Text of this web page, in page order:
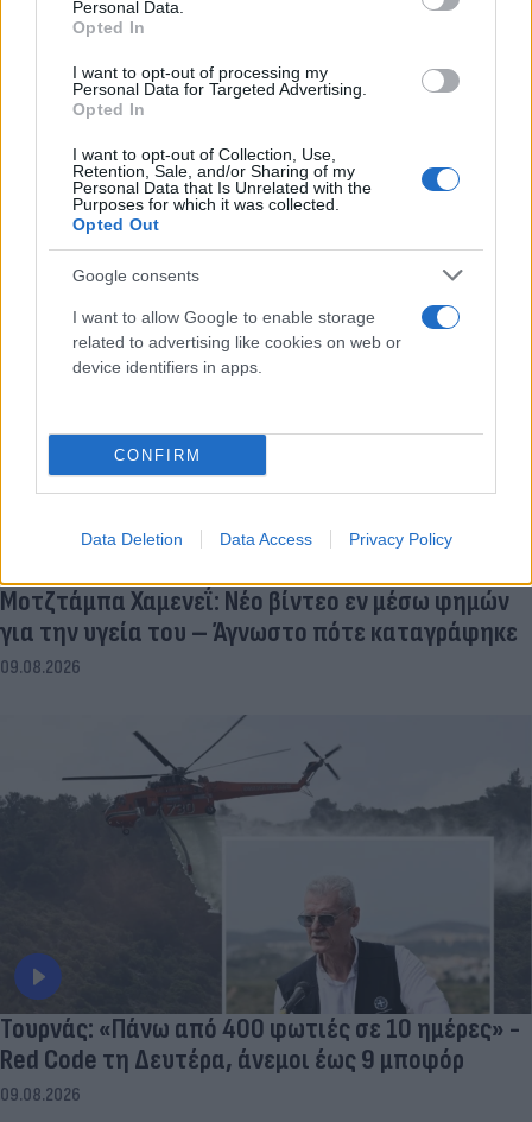
Personal Data.
Opted In
I want to opt-out of processing my
Personal Data for Targeted Advertising.
Opted In
I want to opt-out of Collection, Use,
Retention, Sale, and/or Sharing of my
Personal Data that Is Unrelated with the
Purposes for which it was collected.
Opted Out
Google consents
I want to allow Google to enable storage
related to advertising like cookies on web or
device identifiers in apps.
CONFIRM
Data Deletion Data Access Privacy Policy
Μοτζτάμπα Χαμενεΐ: Νέο βίντεο εν μέσω φημών
για την υγεία του – Άγνωστο πότε καταγράφηκε
09.08.2026
Τουρνάς: «Πάνω από 400 φωτιές σε 10 ημέρες» -
Red Code τη Δευτέρα, άνεμοι έως 9 μποφόρ
09.08.2026